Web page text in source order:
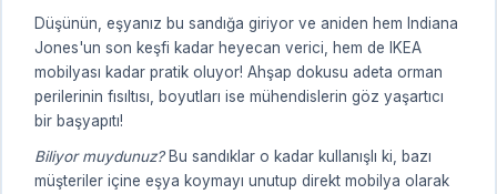
Düşünün, eşyanız bu sandığa giriyor ve aniden hem Indiana
Jones'un son keşfi kadar heyecan verici, hem de IKEA
mobilyası kadar pratik oluyor! Ahşap dokusu adeta orman
perilerinin fısıltısı, boyutları ise mühendislerin göz yaşartıcı
bir başyapıtı!
Biliyor muydunuz?Bu sandıklar o kadar kullanışlı ki, bazı
müşteriler içine eşya koymayı unutup direkt mobilya olarak